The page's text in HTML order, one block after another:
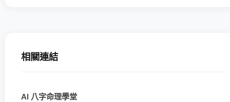
相關連結
AI 八字命理學堂